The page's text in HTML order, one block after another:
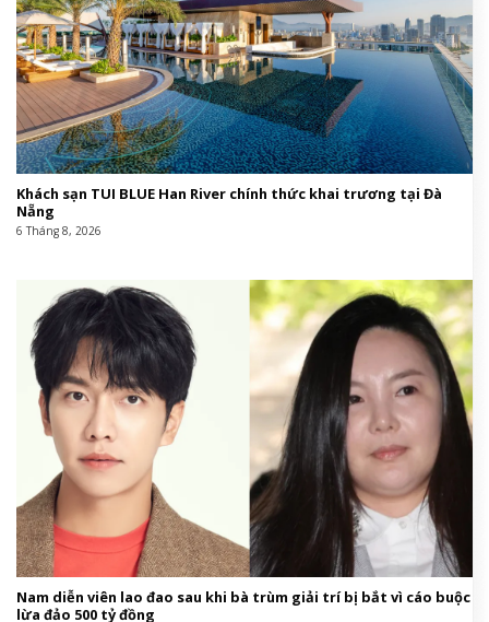
Khách sạn TUI BLUE Han River chính thức khai trương tại Đà
Nẵng
6 Tháng 8, 2026
Nam diễn viên lao đao sau khi bà trùm giải trí bị bắt vì cáo buộc
lừa đảo 500 tỷ đồng